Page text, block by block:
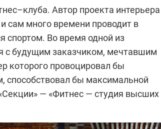
Автор проекта интерьера
сам много времени проводит в
спортом. Во время одной из
с будущим заказчиком, мечтавшим
которого провоцировал бы
способствовал бы максимальной
— «Фитнес — студия высших